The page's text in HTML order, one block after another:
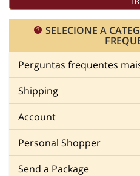
SELECIONE A
Perguntas frequentes
Shipping
Account
Personal Shopper
Send a Package